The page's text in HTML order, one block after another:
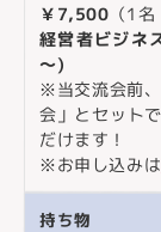
￥7,500 （1
経営者ビジ
～)
※当交流会前
会」とセット
だけます！
※お申し込みは
持ち物